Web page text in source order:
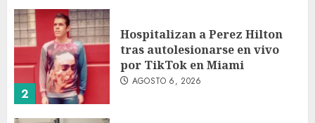
2
Hospitalizan a Perez Hilton
tras autolesionarse en vivo
por TikTok en Miami
AGOSTO 6, 2026